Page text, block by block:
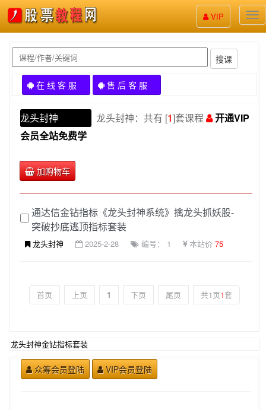
股
票
VIP
搜课
在 线 客 服 售 后 客 服
龙头封神 龙头封神：共有 [1]套课程
开通VIP
会员全站免费学
加购物车
通达信金钻指标《龙头封神系统》擒龙头抓妖股-
突破抄底逃顶指标套装
龙头封神 2025-2-28 编号： 1 本站价 75
首页 上页 1 下页 尾页 共1页1套
龙头封神金钻指标套装
众筹会员登陆 VIP会员登陆